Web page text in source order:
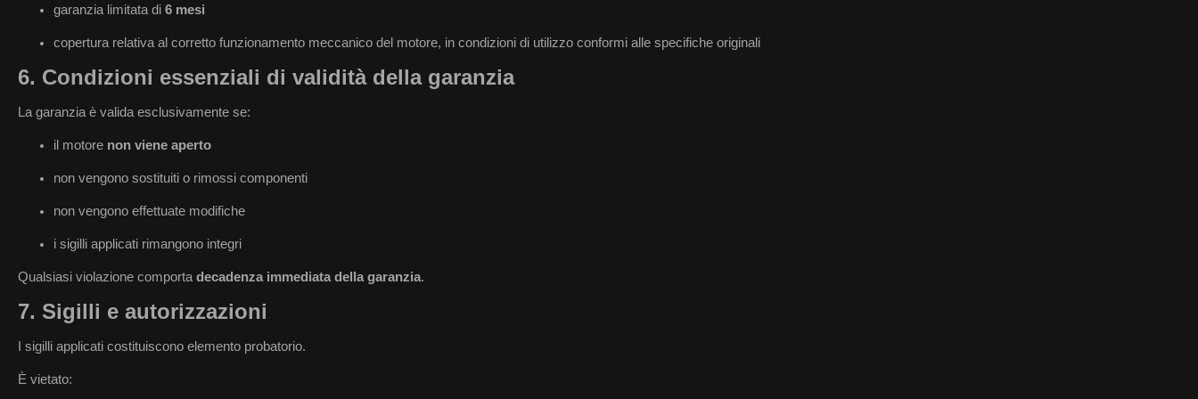
garanzia limitata di 6 mesi
copertura relativa al corretto funzionamento meccanico del motore, in condizioni di utilizzo conformi alle specifiche originali
6. Condizioni essenziali di validità della garanzia
La garanzia è valida esclusivamente se:
il motore non viene aperto
non vengono sostituiti o rimossi componenti
non vengono effettuate modifiche
i sigilli applicati rimangono integri
Qualsiasi violazione comporta decadenza immediata della garanzia.
7. Sigilli e autorizzazioni
I sigilli applicati costituiscono elemento probatorio.
È vietato: